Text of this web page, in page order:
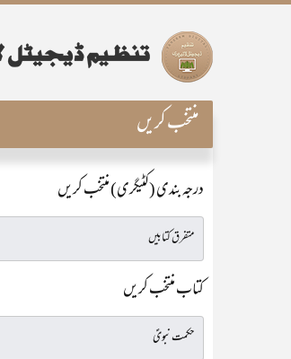
منتخب کریں
درجہ بندی (کٹیگری) منتخب کریں
کتاب منتخب کریں